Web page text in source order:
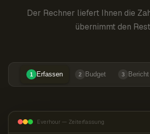
Der Rechner liefert Ihnen die
übernimmt den
1 Erfassen 2 Budget 3 Bericht
Everhour — Zeiterfassung